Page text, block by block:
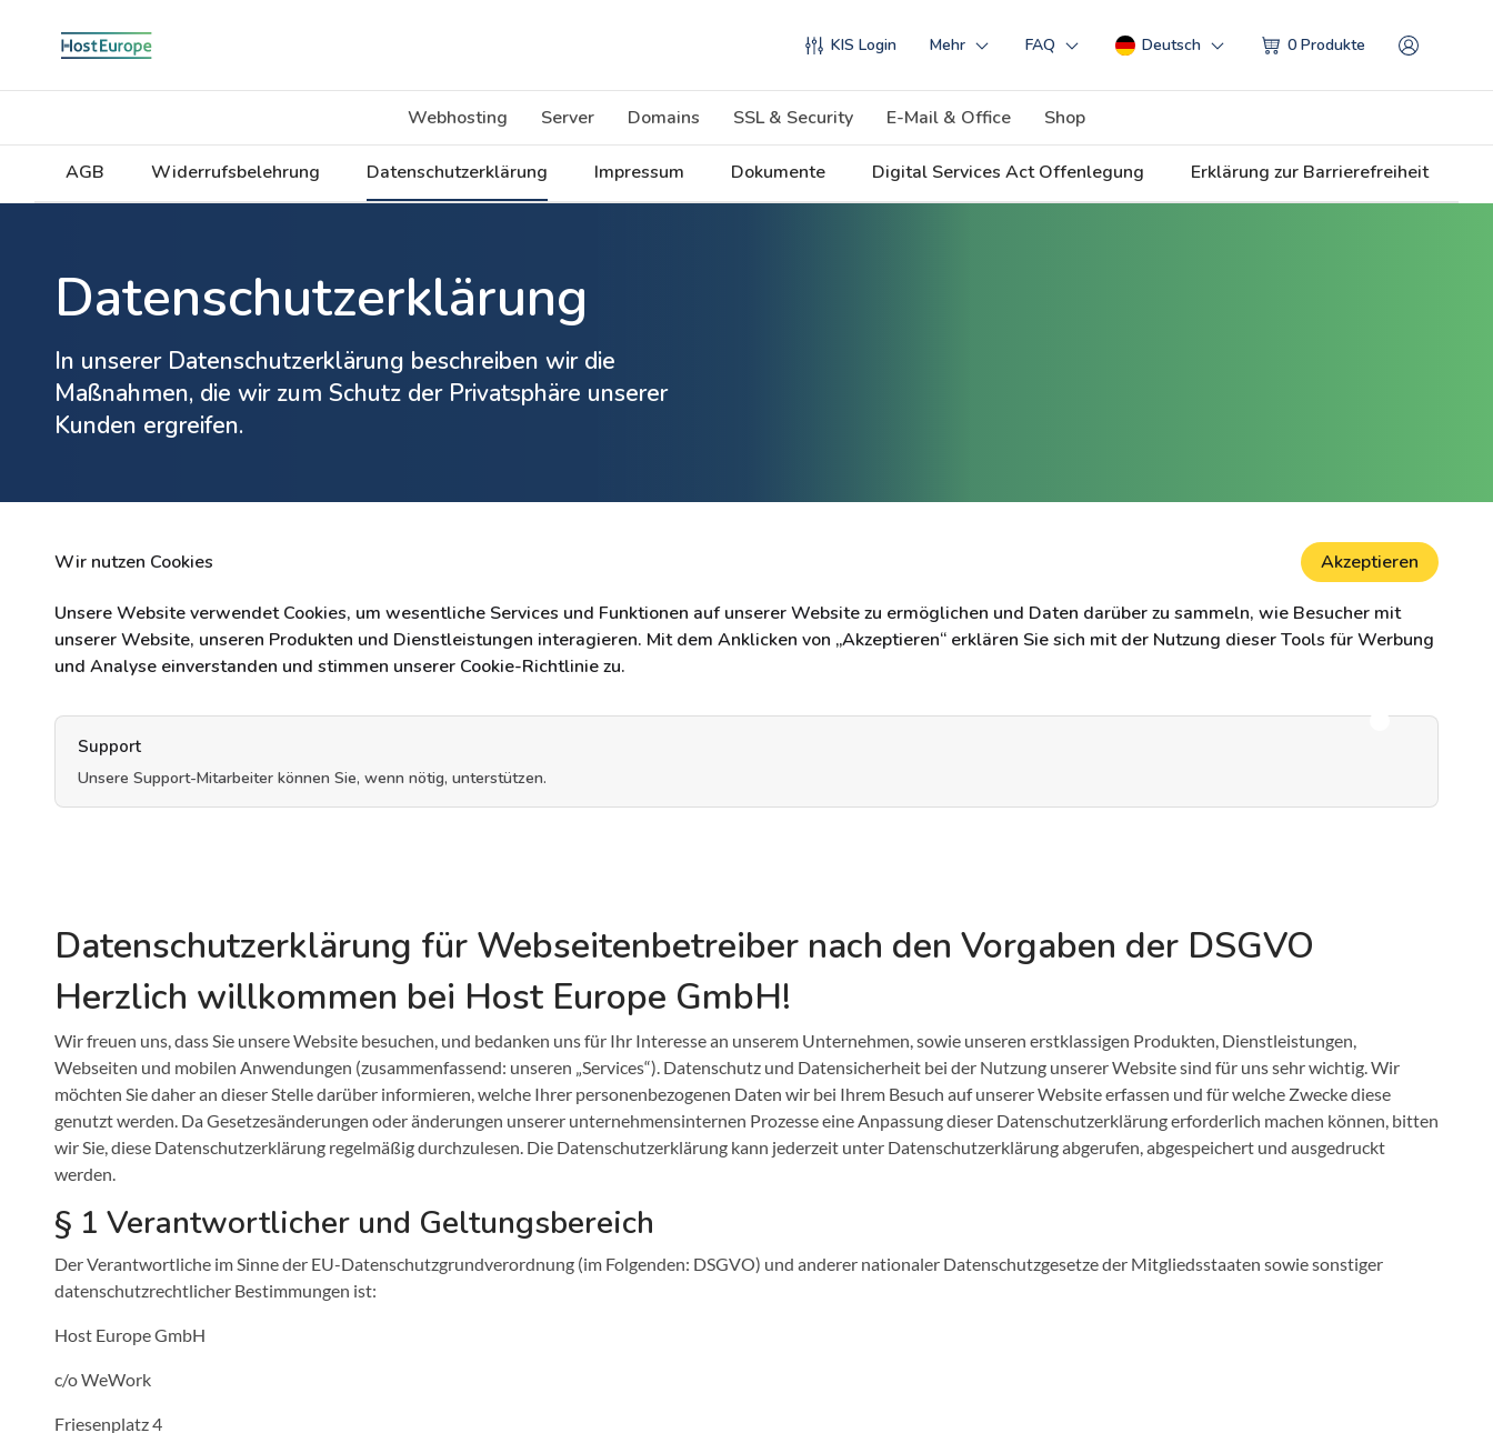
KIS Login Mehr FAQ Deutsch 0 Produkte
Webhosting Server Domains SSL & Security E-Mail & Office Shop
AGB Widerrufsbelehrung Datenschutzerklärung Impressum Dokumente Digital Services Act Offenlegung Erklärung zur Barrierefreiheit
Datenschutzerklärung
In unserer Datenschutzerklärung beschreiben wir die
Maßnahmen, die wir zum Schutz der Privatsphäre unserer
Kunden ergreifen.
Wir nutzen Cookies Akzeptieren
Unsere Website verwendet Cookies, um wesentliche Services und Funktionen auf unserer Website zu ermöglichen und Daten darüber zu sammeln, wie Besucher mit
unserer Website, unseren Produkten und Dienstleistungen interagieren. Mit dem Anklicken von „Akzeptieren“ erklären Sie sich mit der Nutzung dieser Tools für Werbung
und Analyse einverstanden und stimmen unserer Cookie-Richtlinie zu.
Support
Unsere Support-Mitarbeiter können Sie, wenn nötig, unterstützen.
Datenschutzerklärung für Webseitenbetreiber nach den Vorgaben der DSGVO
Herzlich willkommen bei Host Europe GmbH!
Wir freuen uns, dass Sie unsere Website besuchen, und bedanken uns für Ihr Interesse an unserem Unternehmen, sowie unseren erstklassigen Produkten, Dienstleistungen,
Webseiten und mobilen Anwendungen (zusammenfassend: unseren „Services“). Datenschutz und Datensicherheit bei der Nutzung unserer Website sind für uns sehr wichtig. Wir
möchten Sie daher an dieser Stelle darüber informieren, welche Ihrer personenbezogenen Daten wir bei Ihrem Besuch auf unserer Website erfassen und für welche Zwecke diese
genutzt werden. Da Gesetzesänderungen oder änderungen unserer unternehmensinternen Prozesse eine Anpassung dieser Datenschutzerklärung erforderlich machen können, bitten
wir Sie, diese Datenschutzerklärung regelmäßig durchzulesen. Die Datenschutzerklärung kann jederzeit unter Datenschutzerklärung abgerufen, abgespeichert und ausgedruckt
werden.
§ 1 Verantwortlicher und Geltungsbereich
Der Verantwortliche im Sinne der EU-Datenschutzgrundverordnung (im Folgenden: DSGVO) und anderer nationaler Datenschutzgesetze der Mitgliedsstaaten sowie sonstiger
datenschutzrechtlicher Bestimmungen ist:
Host Europe GmbH
c/o WeWork
Friesenplatz 4